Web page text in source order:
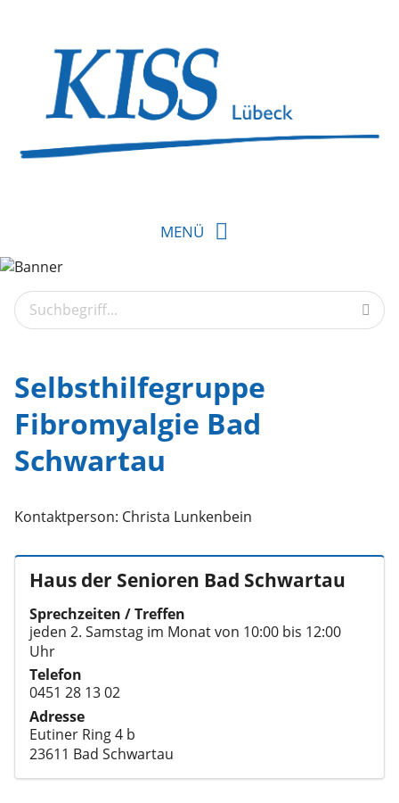
MENÜ
Selbsthilfegruppe
Fibromyalgie Bad
Schwartau
Kontaktperson: Christa Lunkenbein
Haus der Senioren Bad Schwartau
Sprechzeiten / Treffen
jeden 2. Samstag im Monat von 10:00 bis 12:00
Uhr
Telefon
0451 28 13 02
Adresse
Eutiner Ring 4 b
23611 Bad Schwartau